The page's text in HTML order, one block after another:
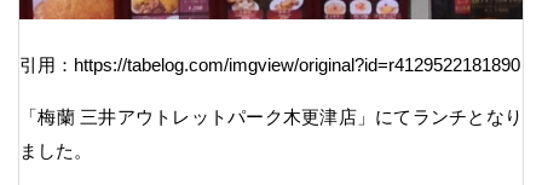
引用：https://tabelog.com/imgview/original?id=r4129522181890
「梅蘭 三井アウトレットパーク木更津店」にてランチとなり
ました。